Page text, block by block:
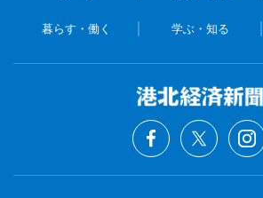
暮らす・働く 学ぶ・知る